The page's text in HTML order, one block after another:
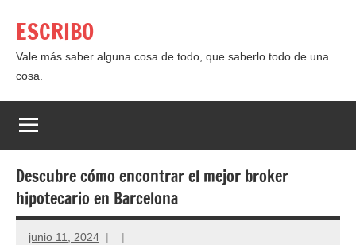
contenido
ESCRIBO
Vale más saber alguna cosa de todo, que saberlo todo de una
cosa.
Descubre cómo encontrar el mejor broker
hipotecario en Barcelona
junio 11, 2024